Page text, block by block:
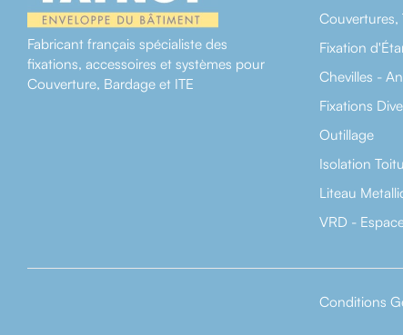
Fabricant français spécialiste des
fixations, accessoires et systèmes pour
Couverture, Bardage et ITE
Couvertures,
Fixation
Chevilles -
Fixations
Outillage
Isolation
Liteau
VRD -
Conditions